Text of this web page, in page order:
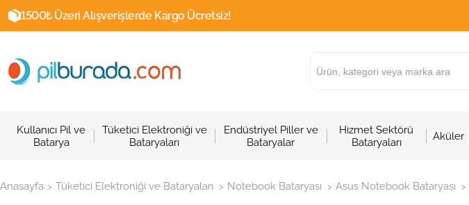
1500₺ Üzeri Alışverişlerde Kargo Ücretsiz!
Kullanıcı Pil ve
Batarya
Tüketici Elektroniği ve
Bataryaları
Endüstriyel Piller ve
Bataryalar
Hizmet Sektörü
Bataryaları
Aküler
Anasayfa > Tüketici Elektroniği ve Bataryaları > Notebook Bataryası > Asus Notebook Bataryası >